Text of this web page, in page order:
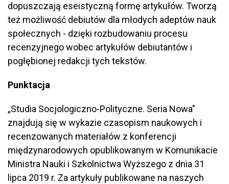
dopuszczają eseistyczną formę artykułów. Tworzą
też możliwość debiutów dla młodych adeptów nauk
społecznych - dzięki rozbudowaniu procesu
recenzyjnego wobec artykułów debiutantów i
pogłębionej redakcji tych tekstów.
Punktacja
„Studia Socjologiczno-Polityczne. Seria Nowa"
znajdują się w wykazie czasopism naukowych i
recenzowanych materiałów z konferencji
międzynarodowych opublikowanym w Komunikacie
Ministra Nauki i Szkolnictwa Wyższego z dnia 31
lipca 2019 r. Za artykuły publikowane na naszych